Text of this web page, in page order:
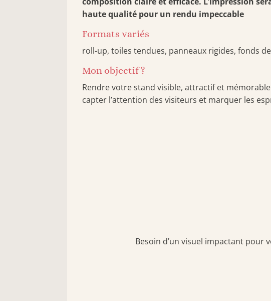
haute qualité pour un rendu impeccable
Formats variés
roll-up, toiles tendues, panneaux rigides, fonds
Mon objectif ?
Rendre votre stand visible, attractif et
capter l’attention des visiteurs et marquer les
Besoin d’un visuel impactant pour